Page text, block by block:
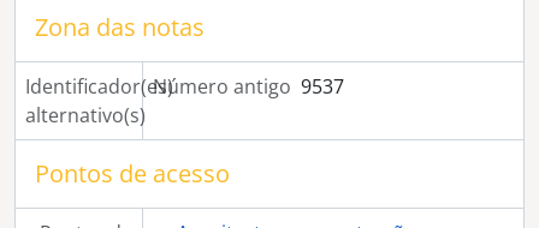
[Série] Cerimónia em igreja não identificada: "Congresso de Propagação"
[Série] Retratos não identificados (sem registo associado)
[Série] Imagens alusivas à Exposição do Mundo Português (1940)
[Coleção] Colecção Grupo Pró-Évora
[Coleção] Colecção António Carrapato
[Coleção] Colecção José Braga Passaporte
[Coleção] Colecção Marcolino Silva
[Coleção] Colecção Mário Gama Freixo
Zona das notas
Identificador(es)
alternativo(s)
Número antigo 9537
Pontos de acesso